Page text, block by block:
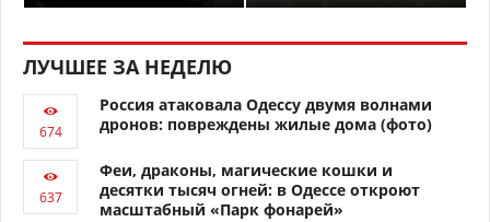
ЛУЧШЕЕ ЗА НЕДЕЛЮ
Россия атаковала Одессу двумя волнами
дронов: повреждены жилые дома (фото)
Феи, драконы, магические кошки и
десятки тысяч огней: в Одессе откроют
масштабный «Парк фонарей»